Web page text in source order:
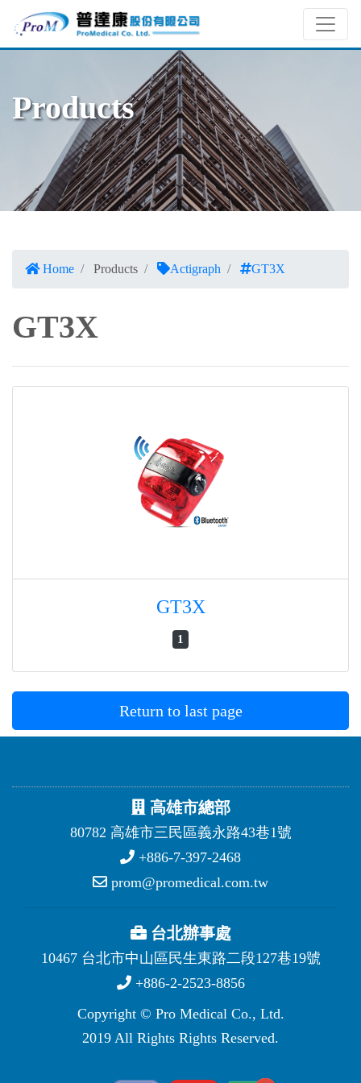
Products
Home Products Actigraph GT3X
GT3X
GT3X
1
Return to last page
高雄市總部
80782 高雄市三民區義永路43巷1號
+886-7-397-2468
prom@promedical.com.tw
台北辦事處
10467 台北市中山區民生東路二段127巷19號
+886-2-2523-8856
Copyright © Pro Medical Co., Ltd.
2019 All Rights Rights Reserved.